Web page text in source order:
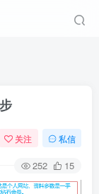
关注 私信
252 15